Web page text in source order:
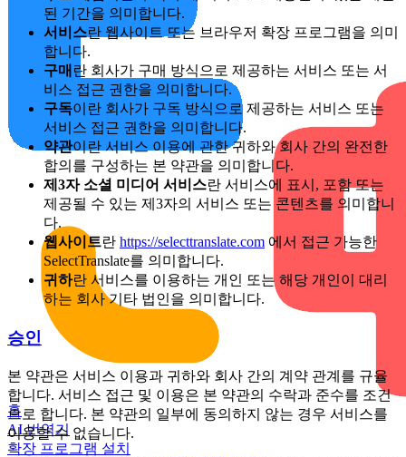
홈
AI 번역기
확장 프로그램 설치
된 기간을 의미합니다.
서비스란 웹사이트 또는 브라우저 확장 프로그램을 의미
합니다.
구매 란 회사가 구매 방식으로 제공하는 서비스 또는 서
비스 접근 권한을 의미합니다.
구독이란 회사가 구독 방식으로 제공하는 서비스 또는
서비스 접근 권한을 의미합니다.
약관이란 서비스 이용에 관한 귀하와 회사 간의 완전한
합의를 구성하는 본 약관을 의미합니다.
제3자 소셜 미디어 서비스란 서비스에 표시, 포함 또는
제공될 수 있는 제3자의 서비스 또는 콘텐츠를 의미합니
다.
웹사이트란 https://selecttranslate.com 에서 접근 가능한
SelectTranslate를 의미합니다.
귀하란 서비스를 이용하는 개인 또는 해당 개인이 대리
하는 회사 기타 법인을 의미합니다.
승인
본 약관은 서비스 이용과 귀하와 회사 간의 계약 관계를 규율
합니다. 서비스 접근 및 이용은 본 약관의 수락과 준수를 조건
으로 합니다. 본 약관의 일부에 동의하지 않는 경우 서비스를
이용할 수 없습니다.